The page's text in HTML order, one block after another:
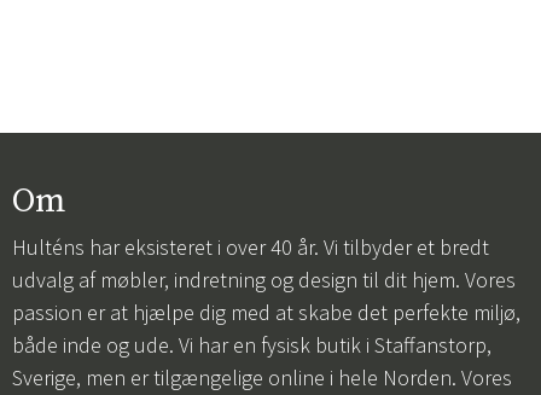
Om
Hulténs har eksisteret i over 40 år. Vi tilbyder et bredt
udvalg af møbler, indretning og design til dit hjem. Vores
passion er at hjælpe dig med at skabe det perfekte miljø,
både inde og ude. Vi har en fysisk butik i Staffanstorp,
Sverige, men er tilgængelige online i hele Norden. Vores